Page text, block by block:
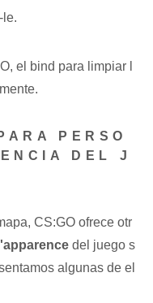
le.
el bind para limpiar l
PERSO
DEL J
CS:GO ofrece otr
del juego s
algunas de el